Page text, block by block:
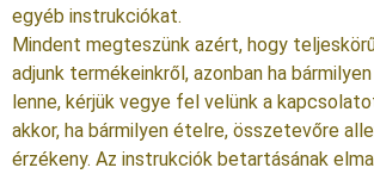
egyéb instrukciókat.
Mindent megteszünk azért, hogy
adjunk termékeinkről, azonban ha
lenne, kérjük vegye fel velünk a
akkor, ha bármilyen ételre, összetevőre
érzékeny. Az instrukciók betartásának